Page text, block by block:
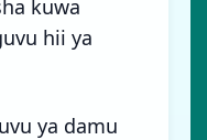
kuwa
hii ya
ya damu